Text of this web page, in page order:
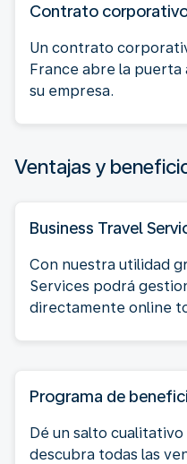
Contrato
Un contrato
France abre la puerta
su empresa.
Ventajas y
Business Travel
Con nuestra utilidad
Services podrá
directamente online
Programa de
Dé un salto cualitativo
descubra todas las